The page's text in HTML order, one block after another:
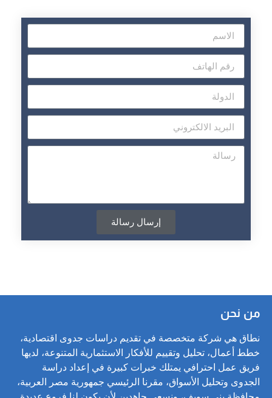
إرسال رسالة
من نحن
نطاق هي شركة متخصصة في تقديم دراسات جدوى اقتصادية،
خطط أعمال، تحليل وتقييم للأفكار الاستثمارية المتنوعة، لديها
فريق عمل احترافي يمتلك خبرات كبيرة في إعداد دراسة
الجدوى وتحليل الأسواق، مقرنا الرئيسي جمهورية مصر العربية،